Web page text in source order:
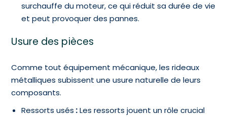
surchauffe du moteur, ce qui réduit sa durée de vie
et peut provoquer des pannes.
Usure des pièces
Comme tout équipement mécanique, les rideaux
métalliques subissent une usure naturelle de leurs
composants.
Ressorts usés :Les ressorts jouent un rôle crucial